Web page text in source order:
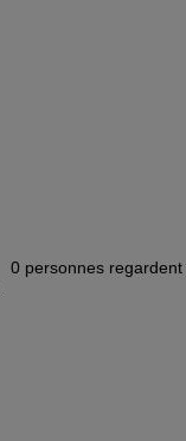
0 personnes regardent